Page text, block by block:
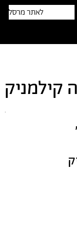
לאתר מרסל
קילמניק